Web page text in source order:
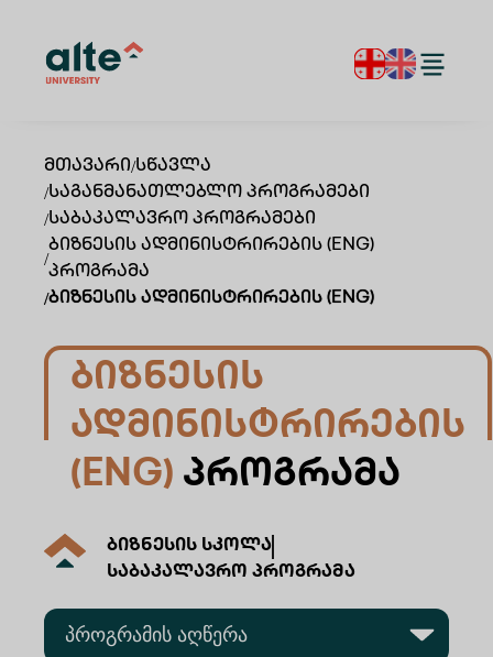
Მთავარი/Სწავლა
/Საგანმანათლებლო Პროგრამები
/Საბაკალავრო Პროგრამები
/
Ბიზნესის Ადმინისტრირების (ENG)
Პროგრამა
/Ბიზნესის Ადმინისტრირების (ENG)
Ბიზნესის
Ადმინისტრირების
(ENG) Პროგრამა
ბიზნესის სკოლა
საბაკალავრო პროგრამა
პროგრამის აღწერა